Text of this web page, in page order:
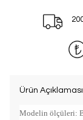
Ürün Açıklaması
Modelin ölçüleri: